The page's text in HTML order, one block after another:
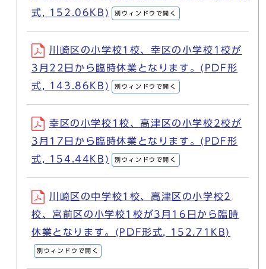
式, 152.06KB)
別ウィンドウで開く
川崎区の小学校1校、幸区の小学校1校が
3月22日から臨時休業となります。(PDF形
式, 143.86KB)
別ウィンドウで開く
幸区の小学校1校、高津区の小学校2校が
3月17日から臨時休業となります。(PDF形
式, 154.44KB)
別ウィンドウで開く
川崎区の中学校1校、高津区の小学校2
校、宮前区の小学校1校が3月16日から臨時
休業となります。(PDF形式, 152.71KB)
別ウィンドウで開く